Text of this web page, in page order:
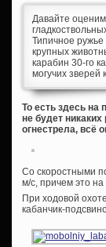
Давайте
Типичное
крупных
карабин 30-го
могучих зверей
То есть здесь на
не будет
огнестрела, всё
Со скоростными
м/с, причем это на
При ходовой
кабанчик-